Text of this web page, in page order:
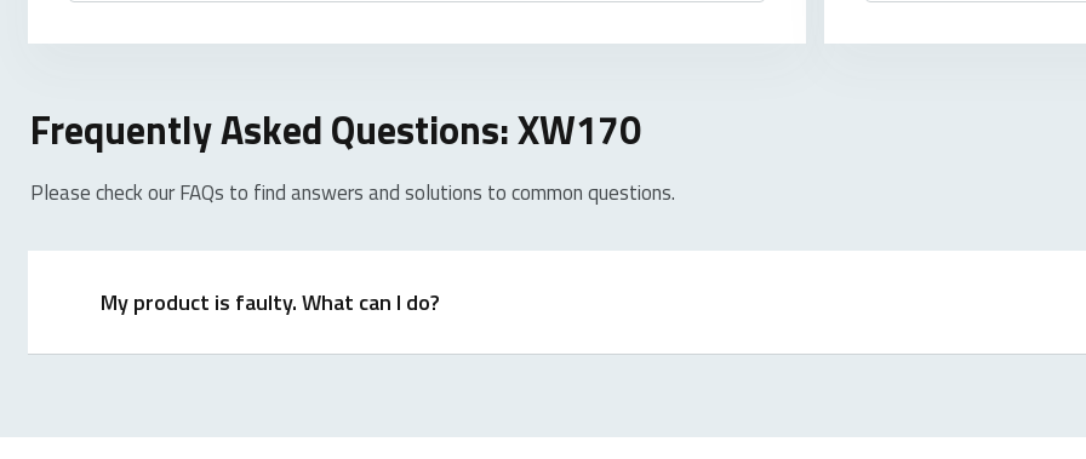
Frequently Asked Questions: XW170
Please check our FAQs to find answers and solutions to common questions.
My product is faulty. What can I do?